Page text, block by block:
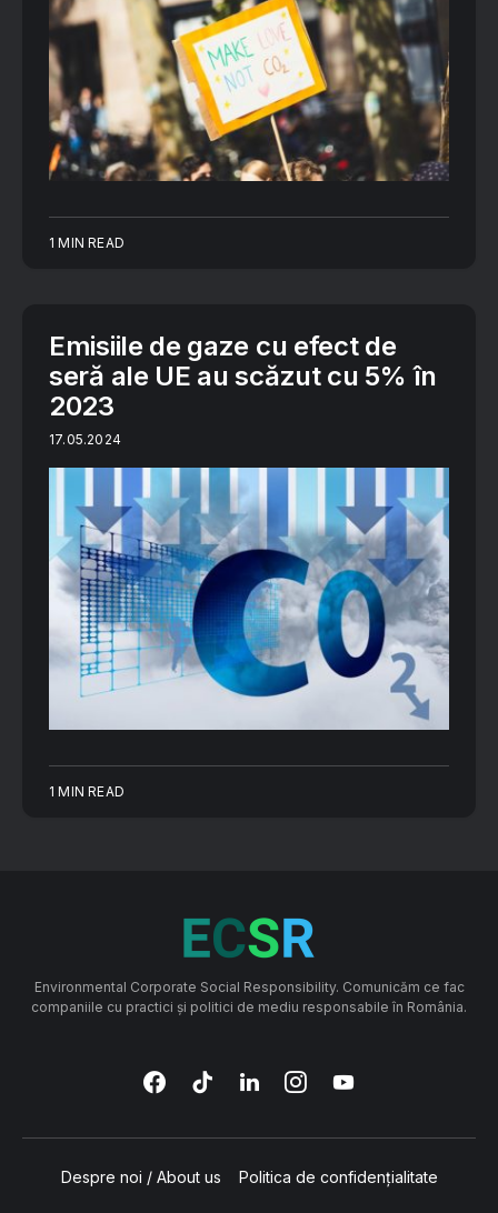
1 MIN READ
Emisiile de gaze cu efect de
seră ale UE au scăzut cu 5% în
2023
17.05.2024
1 MIN READ
Environmental Corporate Social Responsibility. Comunicăm ce fac
companiile cu practici și politici de mediu responsabile în România.
Despre noi / About us Politica de confidențialitate